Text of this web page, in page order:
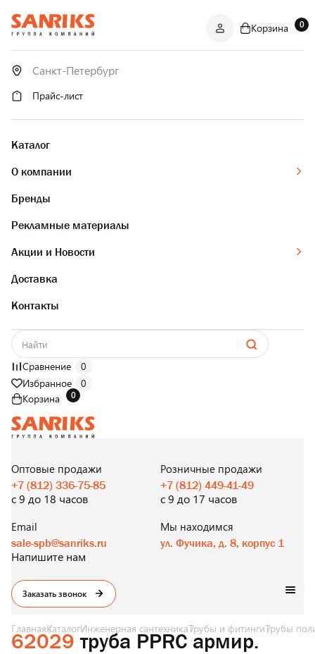
ОПТОМ
И В РОЗНИЦУ
Корзина 0
Прайс-лист
Каталог
О компании
Бренды
Рекламные материалы
Акции и Новости
Доставка
Контакты
Сравнение
0
Избранное
0
Корзина
0
И В РОЗНИЦУ
Оптовые продажи
+7 (812) 336-75-85
с 9 до 18 часов
Розничные продажи
+7 (812) 449-41-49
с 9 до 17 часов
Email
sale-spb@sanriks.ru
Напишите нам
Мы находимся
ул. Фучика, д. 8, корпус 1
Заказать звонок
ГлавнаяКаталогИнженерная сантехникаТрубы и фитингиТрубы
62029 труба PPRC армир.